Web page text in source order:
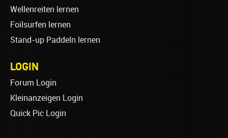
Wellenreiten lernen
Foilsurfen lernen
Stand-up Paddeln lernen
LOGIN
Forum Login
Kleinanzeigen Login
Quick Pic Login